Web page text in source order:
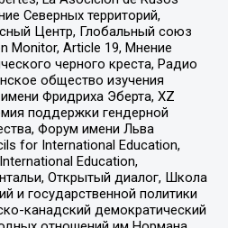
Северных территорий,
Центр, Глобальный союз
Monitor, Article 19, Мнение
черного креста, Радио
общество изучения
Фридриха Эберта, XZ
поддержки гендерной
Форум имени Льва
for International Education,
Education,
Открытый диалог, Школа
и государственной политики
канадский демократический